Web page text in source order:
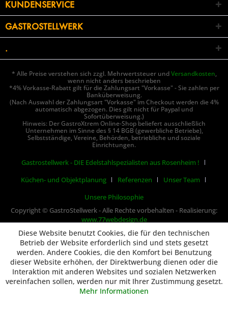
KUNDENSERVICE
GASTROSTELLWERK
.
* Alle Preise verstehen sich zzgl. Mehrwertsteuer undVersandkosten,
wenn nicht anders beschrieben
*4% Vorkasse-Rabatt gilt für die Zahlungsart "Vorkasse" - Sie zahlen per
Banküberweisung.
(Nach Auswahl der Zahlungsart "Vorkasse" im Checkout werden die 4%
automatisch abgezogen. Dies gilt nicht für Paypal und
Sofortüberweisung.)
Hinweis: Der GastroXtrem Online-Shop beliefert ausschließlich
Unternehmen im Sinne des § 14 BGB (gewerbliche Betriebe),
Selbstständige, Vereine, Behörden, betriebliche und soziale
Einrichtungen.
Gastrostellwerk - DIE Edelstahlspezialisten aus Rosenheim !
Küchen- und Objektplanung
Referenzen
Unser Team
Unsere Philosophie
Copyright © GastroStellwerk - Alle Rechte vorbehalten - Realisierung:
www.77webdesign.de
Diese Website benutzt Cookies, die für den technischen
Betrieb der Website erforderlich sind und stets gesetzt
werden. Andere Cookies, die den Komfort bei Benutzung
dieser Website erhöhen, der Direktwerbung dienen oder die
Interaktion mit anderen Websites und sozialen Netzwerken
vereinfachen sollen, werden nur mit Ihrer Zustimmung gesetzt.
Mehr Informationen